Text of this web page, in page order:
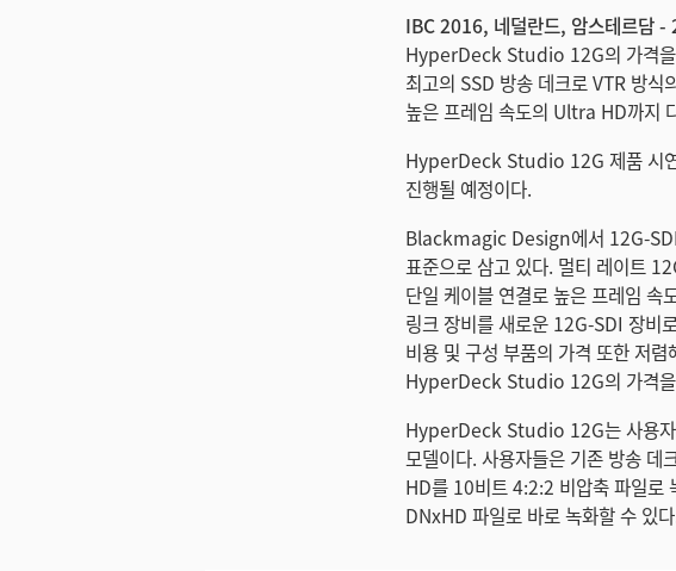
IBC 2016, 네덜란드, 암스테르담
HyperDeck Studio 12G의 가격
최고의 SSD 방송 데크로 VTR 방
높은 프레임 속도의 Ultra HD까지
HyperDeck Studio 12G 제품 시
진행될 예정이다.
Blackmagic Design에서 12G-SDI
표준으로 삼고 있다. 멀티 레이트
단일 케이블 연결로 높은 프레임
링크 장비를 새로운 12G-SDI 장비
비용 및 구성 부품의 가격 또한 저
HyperDeck Studio 12G의 가격
HyperDeck Studio 12G는 사용자
모델이다. 사용자들은 기존 방송 데
HD를 10비트 4:2:2 비압축 파일
DNxHD 파일로 바로 녹화할 수 있